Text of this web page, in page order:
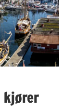
kjører